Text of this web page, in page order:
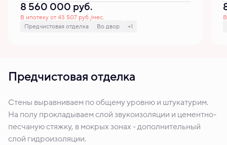
8 560 000 руб.
В ипотеку от 43 507 руб./мес.
Предчистовая отделка
Во двор +1
Предчистовая отделка
Стены выравниваем по общему уровню и штукатурим.
На полу прокладываем слой звукоизоляции и цементно-
песчаную стяжку, в мокрых зонах - дополнительный
слой гидроизоляции.